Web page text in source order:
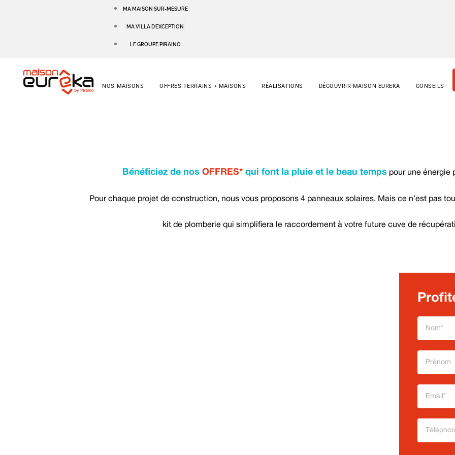
MA MAISON SUR-MESURE
MA VILLA D’EXCEPTION
LE GROUPE PIRAINO
NOS MAISONS OFFRES TERRAINS + MAISONS RÉALISATIONS DÉCOUVRIR MAISON EUREKA CONSEILS
Bénéficiez de nos OFFRES* qui font la pluie et le beau temps pour une énergie
Pour chaque projet de construction, nous vous proposons 4 panneaux solaires. Mais ce n’est pas
kit de plomberie qui simplifiera le raccordement à votre future cuve de